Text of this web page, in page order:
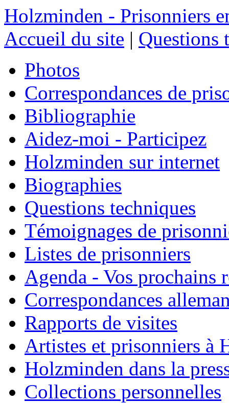
Holzminden - Prisonniers
Accueil du site | Questions
Photos
Correspondances de
Bibliographie
Aidez-moi - Participez
Holzminden sur internet
Biographies
Questions techniques
Témoignages de
Listes de prisonniers
Agenda - Vos prochains
Correspondances
Rapports de visites
Artistes et prisonniers à
Holzminden dans la
Collections personnelles